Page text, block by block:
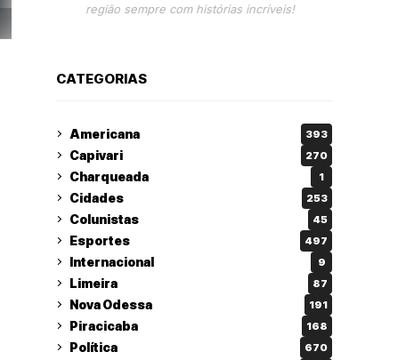
região sempre com histórias incríveis!
CATEGORIAS
Americana 393
Capivari 270
Charqueada 1
Cidades 253
Colunistas 45
Esportes 497
Internacional 9
Limeira 87
Nova Odessa 191
Piracicaba 168
Política 670